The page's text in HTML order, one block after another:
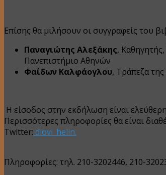
Επίσης θα μιλήσουν οι συγγραφείς του
Παναγιώτης Αλεξάκης,
Πανεπιστήμιο Αθηνών
Φαίδων Καλφάογλου, Τράπεζα
Η είσοδος στην εκδήλωση είναι
Περισσότερες πληροφορίες θα είναι
Twitter: diovi­_helin.
Πληροφορίες: τηλ. 210-3202446, 210-